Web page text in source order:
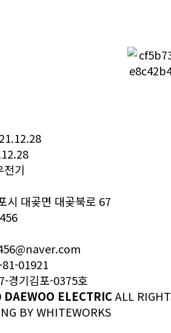
21.12.28
전기
시 대곶면 대곶북로 67
01921
경기김포-0375호
DAEWOO ELECTRICALL
BYWHITEWORKS